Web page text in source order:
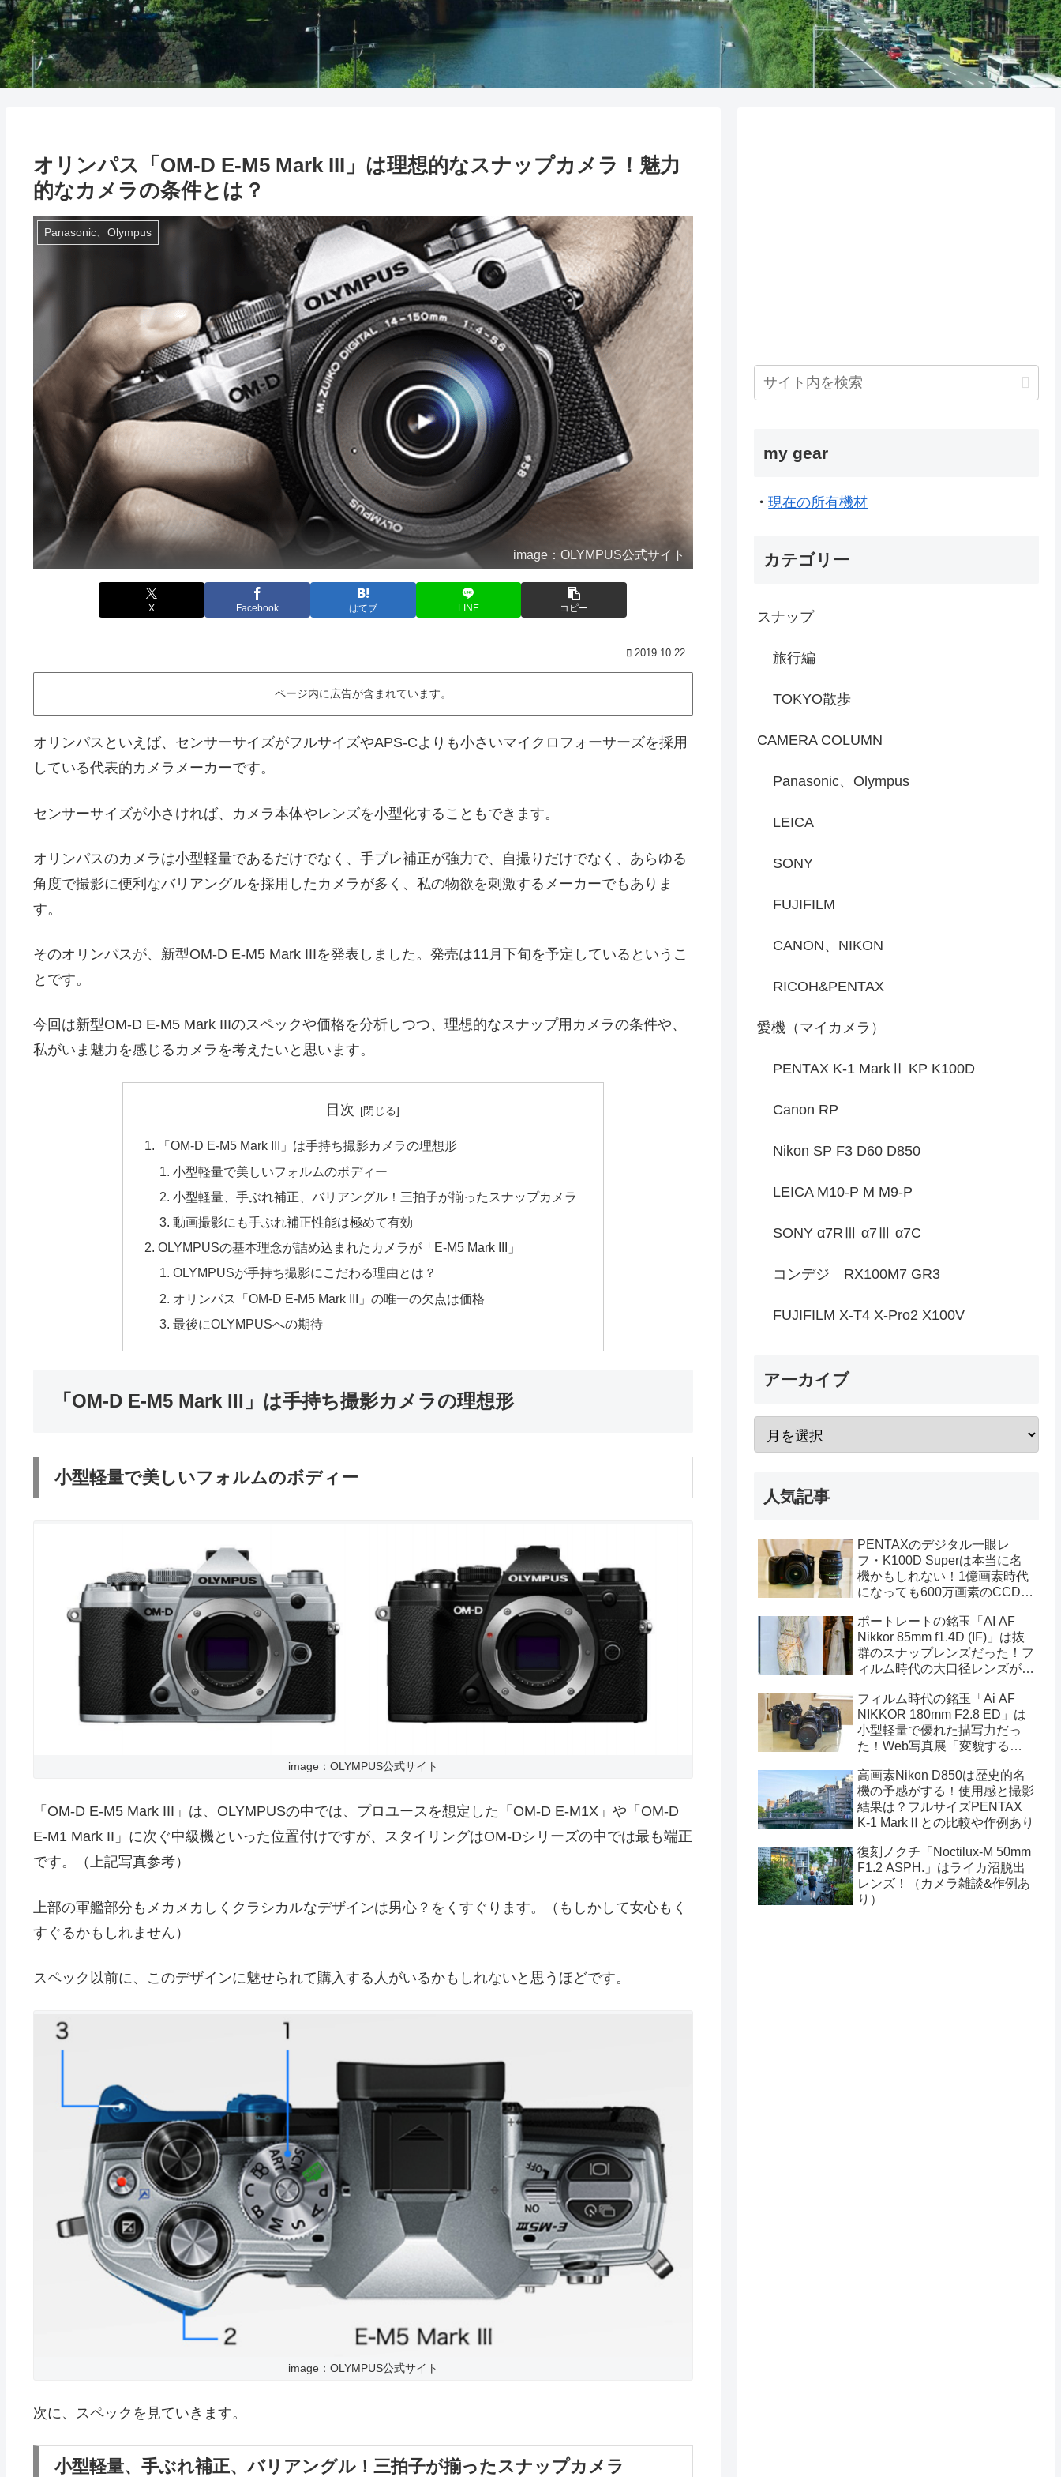
オリンパス「OM-D E-M5 Mark III」は理想的なスナップカメラ！魅力
的なカメラの条件とは？
Panasonic、Olympus
image：OLYMPUS公式サイト
X Facebook はてブ LINE コピー
2019.10.22
ページ内に広告が含まれています。
オリンパスといえば、センサーサイズがフルサイズやAPS-Cよりも小さいマイクロフォーサーズを採用
している代表的カメラメーカーです。
センサーサイズが小さければ、カメラ本体やレンズを小型化することもできます。
オリンパスのカメラは小型軽量であるだけでなく、手ブレ補正が強力で、自撮りだけでなく、あらゆる
角度で撮影に便利なバリアングルを採用したカメラが多く、私の物欲を刺激するメーカーでもありま
す。
そのオリンパスが、新型OM-D E-M5 Mark IIIを発表しました。発売は11月下旬を予定しているというこ
とです。
今回は新型OM-D E-M5 Mark IIIのスペックや価格を分析しつつ、理想的なスナップ用カメラの条件や、
私がいま魅力を感じるカメラを考えたいと思います。
目次
「OM-D E-M5 Mark III」は手持ち撮影カメラの理想形
小型軽量で美しいフォルムのボディー
小型軽量、手ぶれ補正、バリアングル！三拍子が揃ったスナップカメラ
動画撮影にも手ぶれ補正性能は極めて有効
OLYMPUSの基本理念が詰め込まれたカメラが「E-M5 Mark III」
OLYMPUSが手持ち撮影にこだわる理由とは？
オリンパス「OM-D E-M5 Mark III」の唯一の欠点は価格
最後にOLYMPUSへの期待
「OM-D E-M5 Mark III」は手持ち撮影カメラの理想形
小型軽量で美しいフォルムのボディー
image：OLYMPUS公式サイト
「OM-D E-M5 Mark III」は、OLYMPUSの中では、プロユースを想定した「OM-D E-M1X」や「OM-D
E-M1 Mark II」に次ぐ中級機といった位置付けですが、スタイリングはOM-Dシリーズの中では最も端正
です。（上記写真参考）
上部の軍艦部分もメカメカしくクラシカルなデザインは男心？をくすぐります。（もしかして女心もく
すぐるかもしれません）
スペック以前に、このデザインに魅せられて購入する人がいるかもしれないと思うほどです。
image：OLYMPUS公式サイト
次に、スペックを見ていきます。
小型軽量、手ぶれ補正、バリアングル！三拍子が揃ったスナップカメラ
my gear
・現在の所有機材
カテゴリー
スナップ
旅行編
TOKYO散歩
CAMERA COLUMN
Panasonic、Olympus
LEICA
SONY
FUJIFILM
CANON、NIKON
RICOH&PENTAX
愛機（マイカメラ）
PENTAX K-1 MarkⅡ KP K100D
Canon RP
Nikon SP F3 D60 D850
LEICA M10-P M M9-P
SONY α7RⅢ α7Ⅲ α7C
コンデジ RX100M7 GR3
FUJIFILM X-T4 X-Pro2 X100V
アーカイブ
人気記事
PENTAXのデジタル一眼レ
フ・K100D Superは本当に名
機かもしれない！1億画素時代
になっても600万画素のCCDセ
り）
ポートレートの銘玉「AI AF
Nikkor 85mm f1.4D (IF)」は抜
群のスナップレンズだった！フ
ィルム時代の大口径レンズが魅
あり）
フィルム時代の銘玉「Ai AF
NIKKOR 180mm F2.8 ED」は
小型軽量で優れた描写力だっ
た！Web写真展「変貌する渋
高画素Nikon D850は歴史的名
機の予感がする！使用感と撮影
結果は？フルサイズPENTAX
K-1 MarkⅡとの比較や作例あり
復刻ノクチ「Noctilux-M 50mm
F1.2 ASPH.」はライカ沼脱出
レンズ！（カメラ雑談&作例あ
り）